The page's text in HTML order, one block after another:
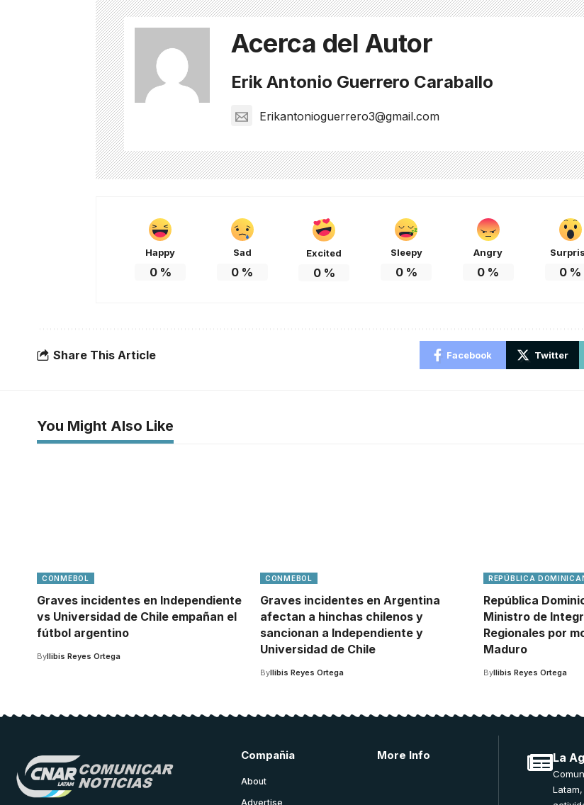
Acerca del Autor
Erik Antonio Guerrero Caraballo
Erikantonioguerrero3@gmail.com
Happy
0%
Sad
0 %
Excited
0%
Sleepy
0%
Angry
0 % 0 %
Share This Article Facebook Twitter
You Might Also Like
CONMEBOL
Graves incidentes en Independiente
vs Universidad de Chile empañan el
fútbol argentino
ByIlibis Reyes Ortega
CONMEBOL
Graves incidentes en Argentina
afectan a hinchas chilenos y
sancionan a Independiente y
Universidad de Chile
ByIlibis Reyes Ortega
REPÚBLICA
República
Ministro de
Regionales por
Maduro
ByIlibis Reyes Ortega
Compañia
About
Advertise
More Info La